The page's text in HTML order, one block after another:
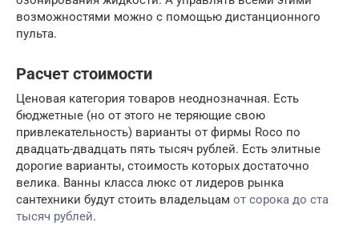
возможностями можно с помощью дистанционного
пульта.
Расчет стоимости
Ценовая категория товаров неоднозначная. Есть
бюджетные (но от этого не теряющие свою
привлекательность) варианты от фирмы Roco по
двадцать-двадцать пять тысяч рублей. Есть элитные
дорогие варианты, стоимость которых достаточно
велика. Ванны класса люкс от лидеров рынка
сантехники будут стоить владельцам от сорока до ста
тысяч рублей.